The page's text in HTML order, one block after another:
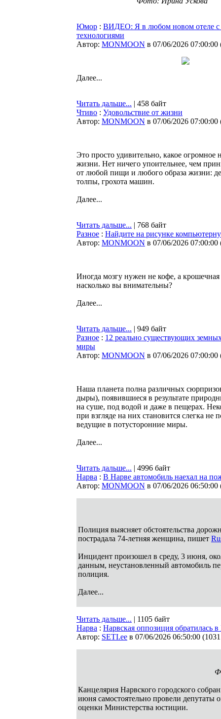
Юмор : ВИДЕО: Я в любом новом отеле
технологиями
Автор: MONMOON в 07/06/2026 07:00:00
Далее...
Читать дальше... | 458 байт
Чтиво : Удовольствие от жизни
Автор: MONMOON в 07/06/2026 07:00:00
Это просто удивительно, какое огромное
жизни. Нет ничего упоительнее, чем
от любой пищи и любого образа жизни:
толпы, грохота машин.
Далее...
Читать дальше... | 768 байт
Разное : Найдите на рисунке
Автор: MONMOON в 07/06/2026 07:00:00
Иногда мозгу нужен не кофе, а
насколько вы внимательны?
Далее...
Читать дальше... | 949 байт
Разное : 12 реально существующих
миры
Автор: MONMOON в 07/06/2026 07:00:00
Наша планета полна различных
дыры), появившиеся в результате
на суше, под водой и даже в пещерах.
при взгляде на них становится слегка
ведущие в потусторонние миры.
Далее...
Читать дальше... | 4996 байт
Нарва : В Нарве автомобиль наехал на
Автор: MONMOON в 07/06/2026 06:50:00
Полиция выясняет обстоятельства
пострадала 74-летняя женщина, пишет
Инцидент произошел в среду, 3 июня,
данным, неустановленный автомобиль
полиция.
Далее...
Читать дальше... | 1105 байт
Нарва : Нарвская оппозиция обратилась
Автор: SETI.ee в 07/06/2026 06:50:00 (
Канцелярия Нарвского городского
июня самостоятельно провели депутаты
оценки Министерства юстиции.